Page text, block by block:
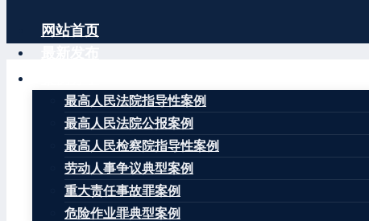
网站首页
最高人民法院指导性案例
最高人民法院公报案例
最高人民检察院指导性案例
劳动人事争议典型案例
重大责任事故罪案例
危险作业罪典型案例
第一条为了维护劳动者合法权益，完善失信约束机制
《保障农民工工资支付条例》等有关规定，制定本办法